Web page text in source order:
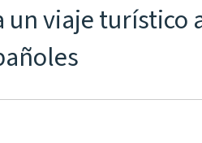
un viaje turístico